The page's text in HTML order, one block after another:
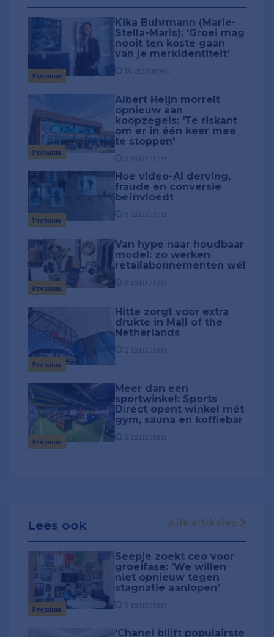
Premium
Kika Buhrmann (Marie-
Stella-Maris): 'Groei mag
nooit ten koste gaan
van je merkidentiteit'
Premium
Albert Heijn morrelt
opnieuw aan
koopzegels: 'Te riskant
om er in één keer mee
te stoppen'
Premium
Hoe video-AI derving,
fraude en conversie
beïnvloedt
Premium
Van hype naar houdbaar
model: zo werken
retailabonnementen wél
Premium
Hitte zorgt voor extra
drukte in Mall of the
Netherlands
Premium
Meer dan een
sportwinkel: Sports
Direct opent winkel mét
gym, sauna en koffiebar
Lees ook Alle artikelen
Premium
Seepje zoekt ceo voor
groeifase: 'We willen
niet opnieuw tegen
stagnatie aanlopen'
'Chanel blijft populairste